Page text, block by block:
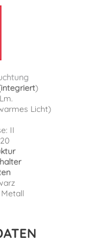
)
Licht)
II